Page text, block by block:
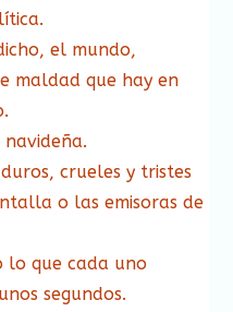
el mundo,
maldad que hay en
crueles y tristes
o las emisoras de
lo que cada uno
segundos.